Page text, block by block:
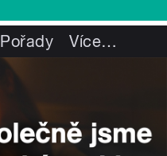
Pořady Více…